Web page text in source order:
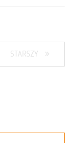
STARSZY